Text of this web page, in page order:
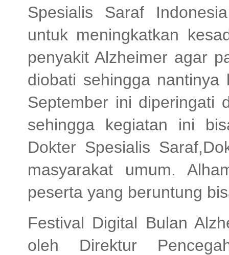
Spesialis Saraf
untuk meningkatkan
penyakit Alzheimer agar
diobati sehingga
September ini diperingati
sehingga kegiatan ini
Dokter Spesialis
masyarakat umum.
peserta yang beruntung
Festival Digital Bulan
oleh Direktur